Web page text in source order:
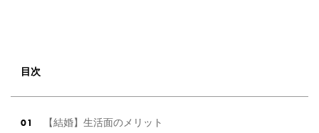
めての結婚準備何する？令 […]続きを読む
目次
【結婚】生活面のメリット